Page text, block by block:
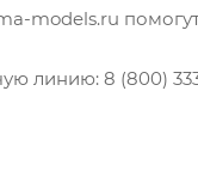
models.ru
линию: 8 (800)